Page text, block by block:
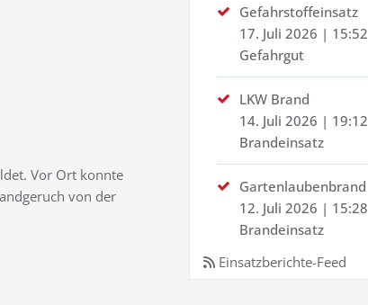
Vor Ort konnte
von der
Gefahrstoffeinsatz
17. Juli 2026 | 15:52
Gefahrgut
LKW Brand
14. Juli 2026 | 19:12
Brandeinsatz
Gartenlaubenbrand
12. Juli 2026 | 15:28
Brandeinsatz
Einsatzberichte-Feed